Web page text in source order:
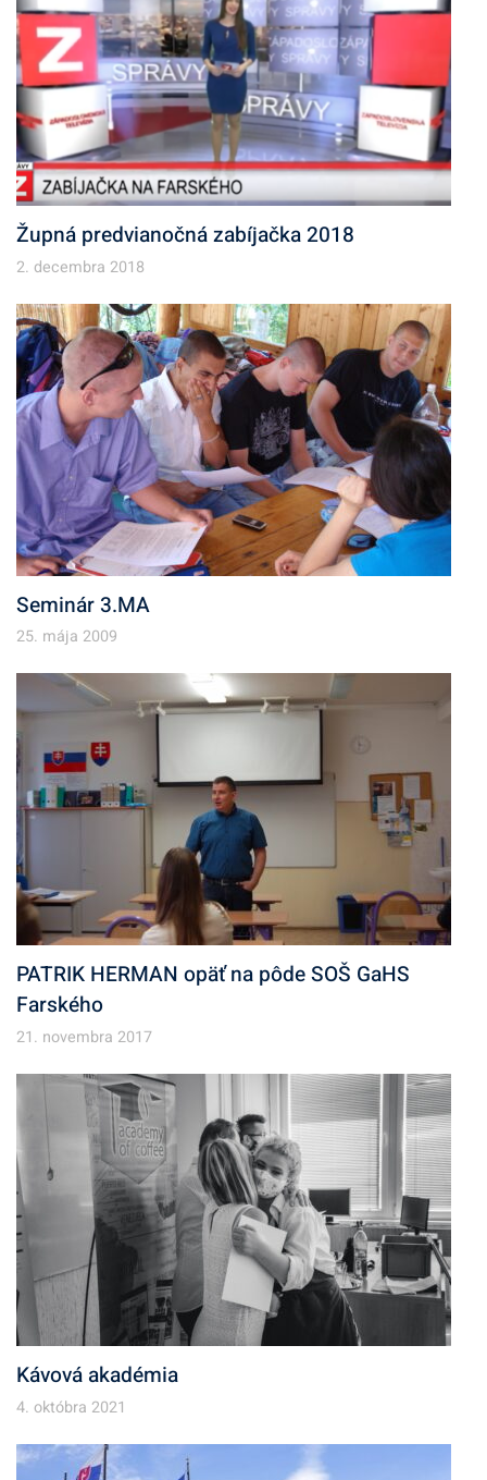
Župná predvianočná zabíjačka 2018
2. decembra 2018
Seminár 3.MA
25. mája 2009
PATRIK HERMAN opäť na pôde SOŠ GaHS
Farského
21. novembra 2017
Kávová akadémia
4. októbra 2021